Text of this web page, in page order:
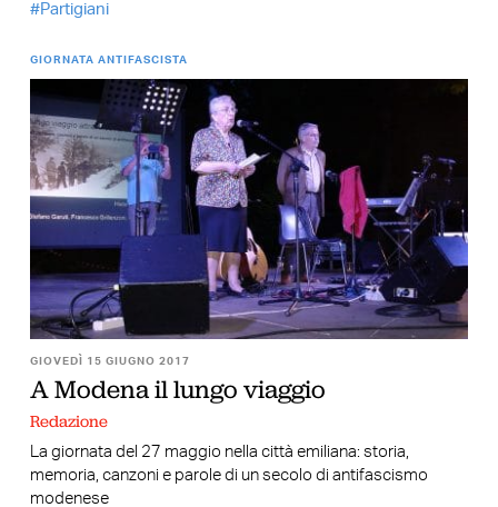
Partigiani
GIORNATA ANTIFASCISTA
GIOVEDÌ 15 GIUGNO 2017
A Modena il lungo viaggio
Redazione
La giornata del 27 maggio nella città emiliana: storia,
memoria, canzoni e parole di un secolo di antifascismo
modenese